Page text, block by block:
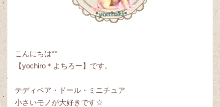
こんにちは**
【yochiro＊よちろー】です。
テディベア・ドール・ミニチュア
小さいモノが大好きです☆